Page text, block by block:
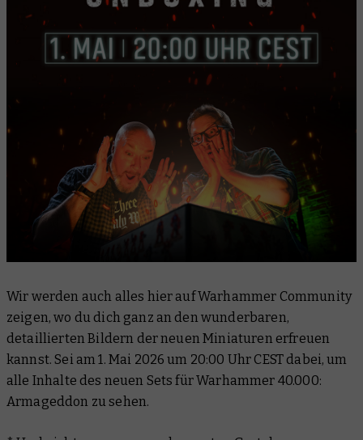
Wir werden auch alles hier auf Warhammer Community
zeigen, wo du dich ganz an den wunderbaren,
detaillierten Bildern der neuen Miniaturen erfreuen
kannst. Sei am 1. Mai 2026 um 20:00 Uhr CEST dabei, um
alle Inhalte des neuen Sets für Warhammer 40.000:
Armageddon zu sehen.